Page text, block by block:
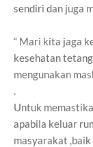
sendiri dan juga
“ Mari kita jaga
kesehatan
mengunakan
.
Untuk
apabila keluar
masyarakat